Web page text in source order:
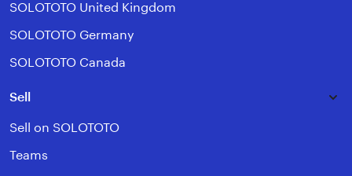
SOLOTOTO United Kingdom
SOLOTOTO Germany
SOLOTOTO Canada
Sell
Sell on SOLOTOTO
Teams